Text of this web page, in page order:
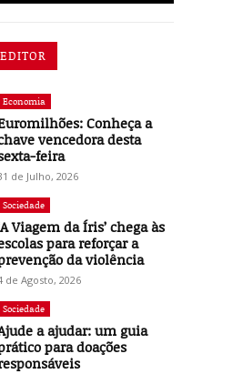
Economia
Conheça a
vencedora desta
feira
de Julho, 2026
Sociedade
Viagem da Íris’ chega às
para reforçar a
da violência
de Agosto, 2026
Sociedade
a ajudar: um guia
para doações